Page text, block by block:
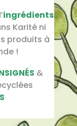
ingrédients
Karité ni
produits à
!
&